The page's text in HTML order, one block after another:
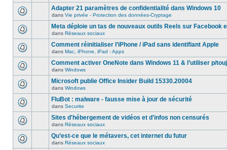
Adapter 21 paramètres de confidentialité dans Windows 10
dans Vie privée - Protection des données-Cryptage
Meta déploie un tas de nouveaux outils Reels sur Facebook
dans Réseaux sociaux
Comment réinitialiser l’iPhone / iPad sans identifiant Apple
dans Mac, iPhone, iPad - Apps
Comment activer OneNote dans Windows 11 & l’utiliser p/touj
dans Windows
Microsoft publie Office Insider Build 15330.20004
dans Windows
FluBot : malware - fausse mise à jour de sécurité
dans Securite
Sites d'hébergement de vidéos et d'infos non censurés
dans Réseaux sociaux
Qu’est-ce que le métavers, cet internet du futur
dans Réseaux sociaux